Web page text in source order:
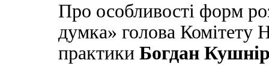
Про особливості форм
думка» голова Комітету
практики Богдан